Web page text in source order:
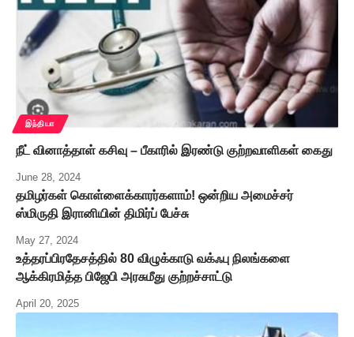
இந்தியா
நீட் வினாத்தாள் கசிவு – பீகாரில் இரண்டு குற்றவாளிகள் கைது
June 28, 2024
தமிழர்கள் கொள்ளைக்காரர்களாம்! ஒன்றிய அமைச்சர்
ஸ்மிருதி இரானியின் திமிர்ப் பேச்சு
May 27, 2024
உத்தரப்பிரதேசத்தில் 80 விழுக்காடு வக்ஃபு நிலங்களை
ஆக்கிரமித்த பிஜேபி அரசுமீது குற்றச்சாட்டு
April 20, 2025